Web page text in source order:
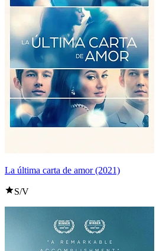
La última carta de amor (2021)
S/V